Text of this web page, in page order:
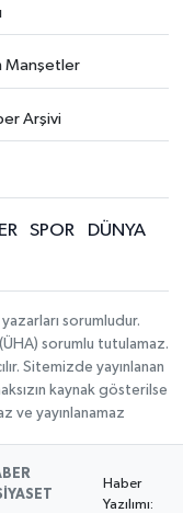
Manşetler
Arşivi
SPOR
DÜNYA
sorumludur.
sorumlu tutulamaz.
Sitemizde yayınlanan
kaynak gösterilse
ve yayınlanamaz
Haber
Yazılımı: